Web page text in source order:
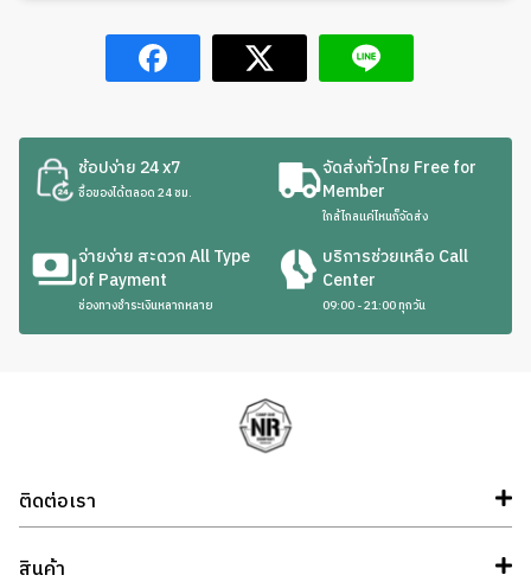
ช้อปง่าย 24 x7
ซื้อของได้ตลอด 24 ชม.
จัดส่งทั่วไทย Free for
Member
ใกล้ไกลแค่ไหนก็จัดส่ง
จ่ายง่าย สะดวก All Type
of Payment
ช่องทางชำระเงินหลากหลาย
บริการช่วยเหลือ Call
Center
09:00 - 21:00 ทุกวัน
ติดต่อเรา
สินค้า